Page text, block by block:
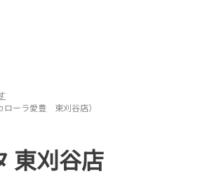
ローラ愛豊 東刈谷店）
東刈谷店